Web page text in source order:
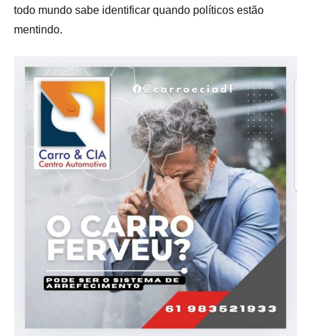
todo mundo sabe identificar quando políticos estão
mentindo.